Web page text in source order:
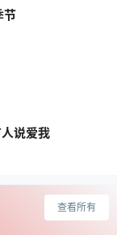
节
人说爱我
查看所有